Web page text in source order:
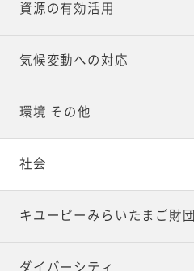
資源の有効活用
気候変動への対応
環境 その他
社会
キユーピーみらいたまご財団
ダイバーシティ